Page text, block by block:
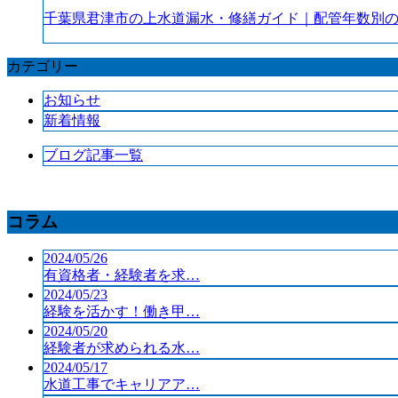
千葉県君津市の上水道漏水・修繕ガイド｜配管年数別
カテゴリー
お知らせ
新着情報
ブログ記事一覧
コラム
2024/05/26
有資格者・経験者を求…
2024/05/23
経験を活かす！働き甲…
2024/05/20
経験者が求められる水…
2024/05/17
水道工事でキャリアア…